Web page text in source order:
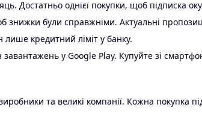
Достатньо однієї покупки, щоб підписка
були справжніми. Актуальні
лише кредитний ліміт у банку.
у Google Play. Купуйте зі
та великі компанії. Кожна покупка